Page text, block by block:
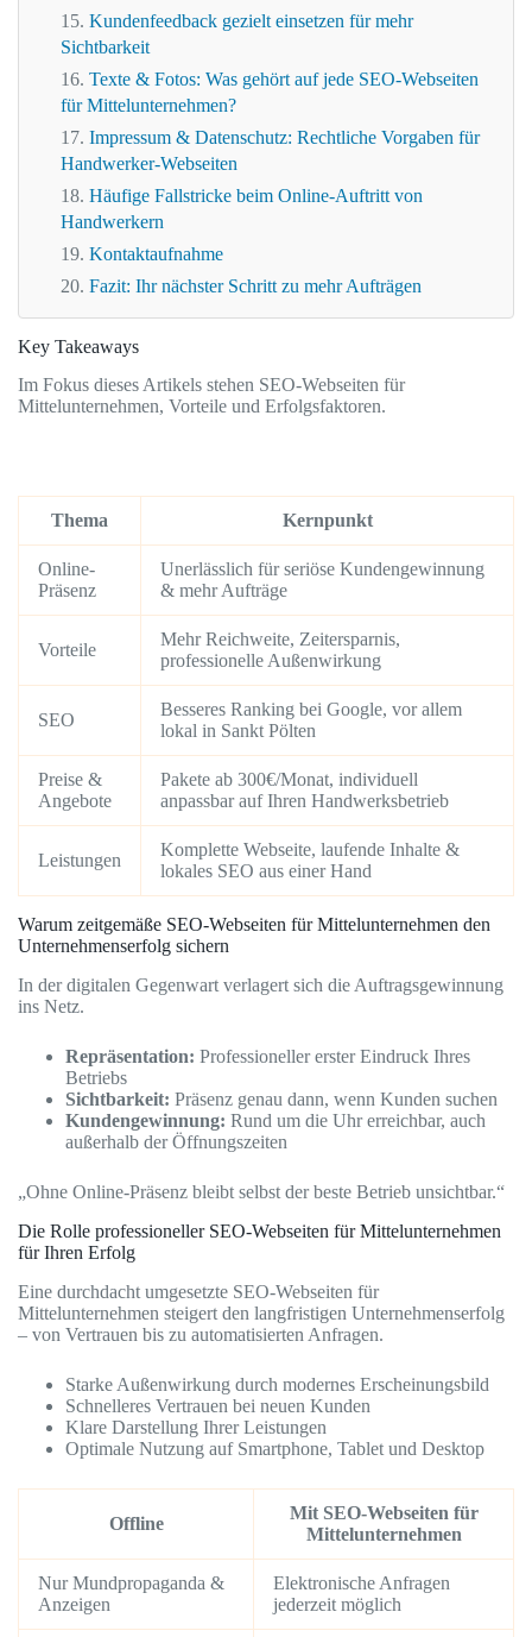
Kundenfeedback gezielt einsetzen für mehr
Sichtbarkeit
Texte & Fotos: Was gehört auf jede SEO-Webseiten
für Mittelunternehmen?
Impressum & Datenschutz: Rechtliche Vorgaben für
Handwerker-Webseiten
Häufige Fallstricke beim Online-Auftritt von
Handwerkern
Kontaktaufnahme
Fazit: Ihr nächster Schritt zu mehr Aufträgen
Key Takeaways
Im Fokus dieses Artikels stehen SEO-Webseiten für
Mittelunternehmen, Vorteile und Erfolgsfaktoren.
Thema Kernpunkt
Online-
Präsenz
Unerlässlich für seriöse Kundengewinnung
& mehr Aufträge
Vorteile
Mehr Reichweite, Zeitersparnis,
professionelle Außenwirkung
SEO
Besseres Ranking bei Google, vor allem
lokal in Sankt Pölten
Preise &
Angebote
Pakete ab 300€/Monat, individuell
anpassbar auf Ihren Handwerksbetrieb
Leistungen
Komplette Webseite, laufende Inhalte &
lokales SEO aus einer Hand
Warum zeitgemäße SEO-Webseiten für Mittelunternehmen den
Unternehmenserfolg sichern
In der digitalen Gegenwart verlagert sich die Auftragsgewinnung
ins Netz.
Repräsentation: Professioneller erster Eindruck Ihres
Betriebs
Sichtbarkeit: Präsenz genau dann, wenn Kunden suchen
Kundengewinnung: Rund um die Uhr erreichbar, auch
außerhalb der Öffnungszeiten
„Ohne Online-Präsenz bleibt selbst der beste Betrieb unsichtbar.“
Die Rolle professioneller SEO-Webseiten für Mittelunternehmen
für Ihren Erfolg
Eine durchdacht umgesetzte SEO-Webseiten für
Mittelunternehmen steigert den langfristigen Unternehmenserfolg
– von Vertrauen bis zu automatisierten Anfragen.
Starke Außenwirkung durch modernes Erscheinungsbild
Schnelleres Vertrauen bei neuen Kunden
Klare Darstellung Ihrer Leistungen
Optimale Nutzung auf Smartphone, Tablet und Desktop
Offline
Mit SEO-Webseiten für
Mittelunternehmen
Nur Mundpropaganda &
Anzeigen
Elektronische Anfragen
jederzeit möglich